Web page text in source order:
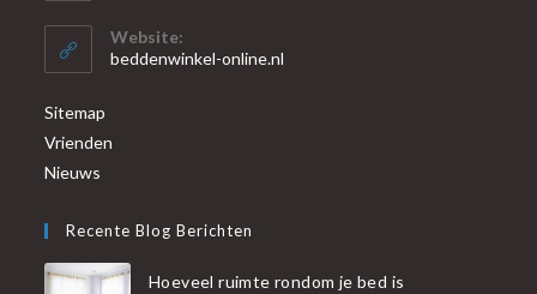
Website:
beddenwinkel-online.nl
Sitemap
Vrienden
Nieuws
Recente Blog Berichten
Hoeveel ruimte rondom je bed is